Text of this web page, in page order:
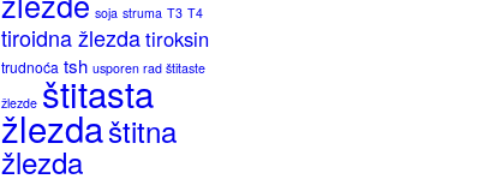
soja struma T3 T4
tiroidna žlezdatiroksin
trudnoća tsh usporen rad štitaste
žlezde štitasta
žlezdaštitna
žlezda